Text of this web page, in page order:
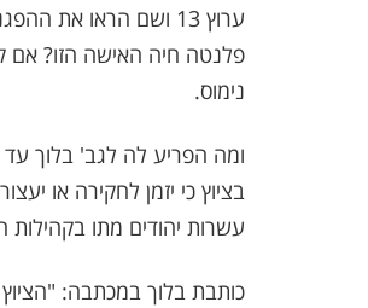
ערוץ 13 ושם הראו
פלנטה חיה האישה הזו? אם
נימוס.
ומה הפריע לה לגב' בלוך
בציוץ כי יזמן לחקירה או
עשרות יהודים מתו בקהילות
כותבת בלוך במכתבה: